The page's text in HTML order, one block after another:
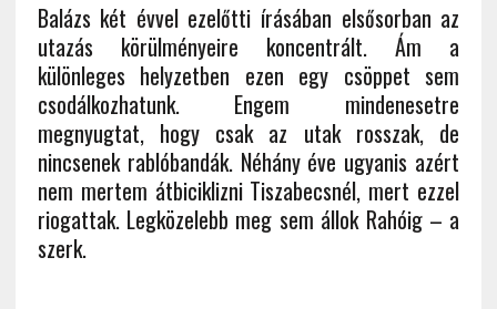
Balázs két évvel ezelőtti írásában elsősorban az
utazás körülményeire koncentrált. Ám a
különleges helyzetben ezen egy csöppet sem
csodálkozhatunk. Engem mindenesetre
megnyugtat, hogy csak az utak rosszak, de
nincsenek rablóbandák. Néhány éve ugyanis azért
nem mertem átbiciklizni Tiszabecsnél, mert ezzel
riogattak. Legközelebb meg sem állok Rahóig – a
szerk.